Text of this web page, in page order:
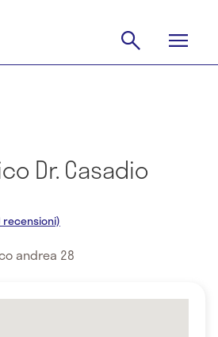
Dr. Casadio
recensioni)
andrea 28